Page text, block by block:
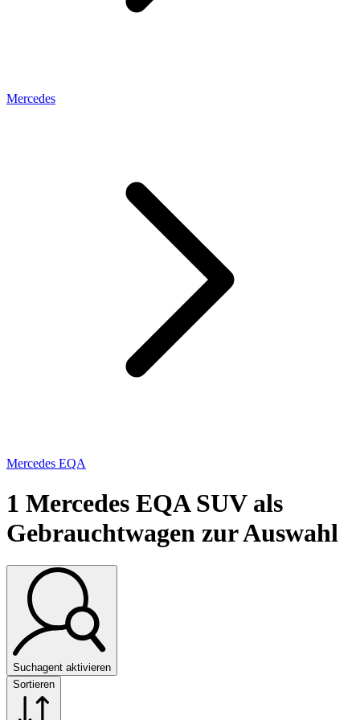
Mercedes
Mercedes EQA
1 Mercedes EQA SUV als
Gebrauchtwagen zur Auswahl
Suchagent aktivieren
Sortieren